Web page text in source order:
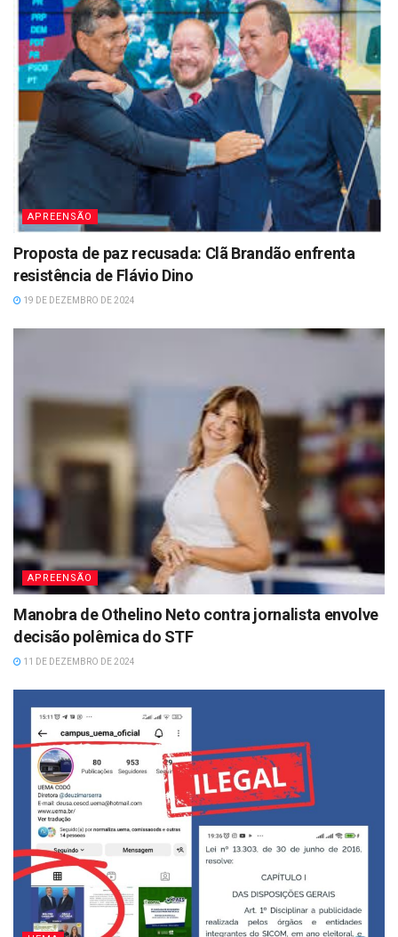
APREENSÃO
Proposta de paz recusada: Clã Brandão enfrenta
resistência de Flávio Dino
19 DE DEZEMBRO DE 2024
APREENSÃO
Manobra de Othelino Neto contra jornalista envolve
decisão polêmica do STF
11 DE DEZEMBRO DE 2024